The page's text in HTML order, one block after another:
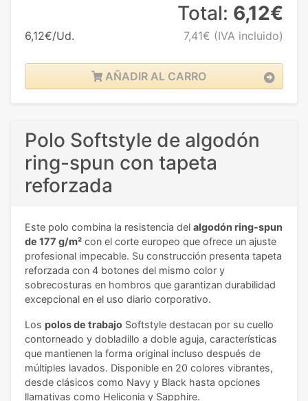
6,12€/Ud.
Total: 6,12€
7,41€ (IVA incluido)
AÑADIR AL CARRO
Polo Softstyle de algodón
ring-spun con tapeta
reforzada
Este polo combina la resistencia del algodón ring-spun
de 177 g/m² con el corte europeo que ofrece un ajuste
profesional impecable. Su construcción presenta tapeta
reforzada con 4 botones del mismo color y
sobrecosturas en hombros que garantizan durabilidad
excepcional en el uso diario corporativo.
Los polos de trabajo Softstyle destacan por su cuello
contorneado y dobladillo a doble aguja, características
que mantienen la forma original incluso después de
múltiples lavados. Disponible en 20 colores vibrantes,
desde clásicos como Navy y Black hasta opciones
llamativas como Heliconia y Sapphire.